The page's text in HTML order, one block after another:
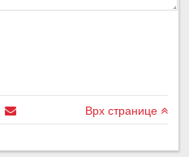
Врх странице